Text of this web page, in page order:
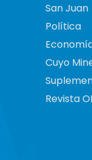
San Juan
Política
Cuyo
Revista